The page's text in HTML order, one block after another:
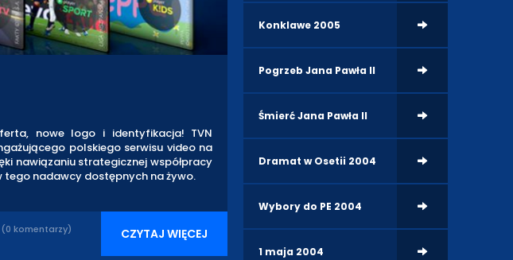
nowe logo i identyfikacja! TVN
polskiego serwisu video na
nawiązaniu strategicznej współpracy
tego nadawcy dostępnych na żywo.
(0 komentarzy) CZYTAJ WIĘCEJ
Konklawe 2005
Pogrzeb Jana Pawła II
Śmierć Jana Pawła II
Dramat w Osetii 2004
Wybory do PE 2004
1 maja 2004